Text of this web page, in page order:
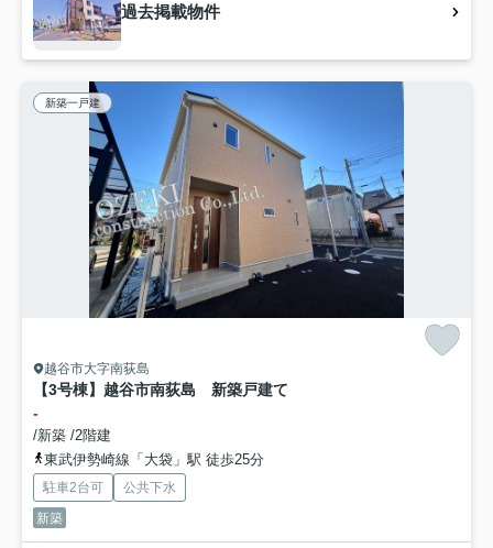
過去掲載物件
新築一戸建
越谷市大字南荻島
【3号棟】越谷市南荻島 新築戸建て
-
/新築 /2階建
東武伊勢崎線「大袋」駅 徒歩25分
駐車2台可
公共下水
新築